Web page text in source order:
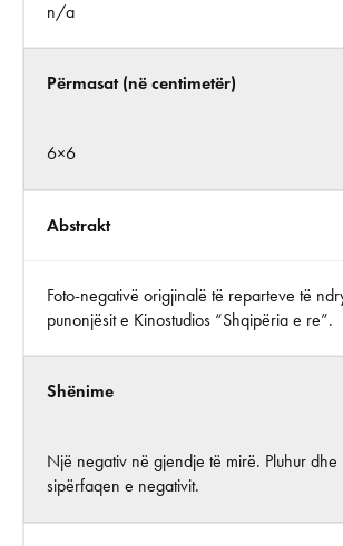
n/a
Përmasat (në centimetër)
6×6
Abstrakt
Foto-negativë origjinalë të reparteve të
punonjësit e Kinostudios “Shqipëria e re”.
Shënime
Një negativ në gjendje të mirë. Pluhur dhe
sipërfaqen e negativit.